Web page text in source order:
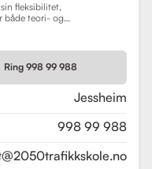
fleksibilitet,
både teori- og
og et
2050
å hjelpe elever
kompetente
Ring 998 99 988
Jessheim
998 99 988